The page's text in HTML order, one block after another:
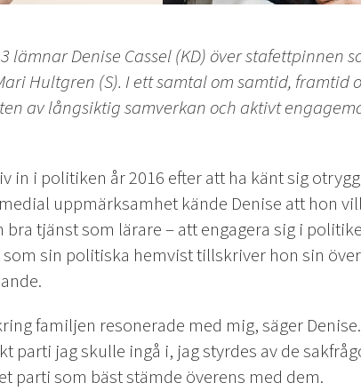
lämnar Denise Cassel (KD) över stafettpinnen
Hultgren (S). I ett samtal om samtid, framtid
av långsiktig samverkan och aktivt
in i politiken år 2016 efter att ha känt sig
uppmärksamhet kände Denise att hon
tjänst som lärare – att engagera sig i
sin politiska hemvist tillskriver hon sin
familjen resonerade med mig, säger
parti jag skulle ingå i, jag styrdes av de
parti som bäst stämde överens med dem.